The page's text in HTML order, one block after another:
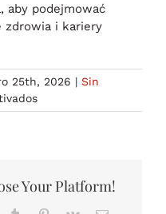
aby podejmować
zdrowia i kariery
25th, 2026 | Sin
en
Dlaczego
sterydy?
Your Platform!